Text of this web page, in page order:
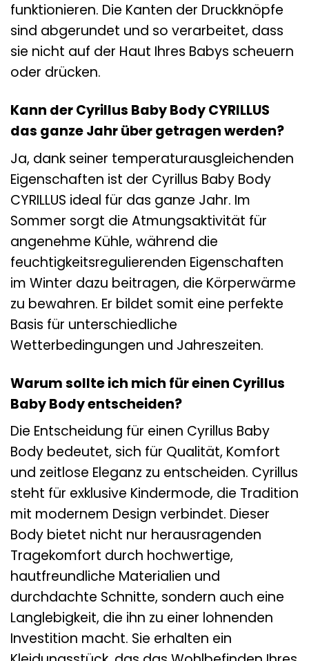
funktionieren. Die Kanten der Druckknöpfe
sind abgerundet und so verarbeitet, dass
sie nicht auf der Haut Ihres Babys scheuern
oder drücken.
Kann der Cyrillus Baby Body CYRILLUS
das ganze Jahr über getragen werden?
Ja, dank seiner temperaturausgleichenden
Eigenschaften ist der Cyrillus Baby Body
CYRILLUS ideal für das ganze Jahr. Im
Sommer sorgt die Atmungsaktivität für
angenehme Kühle, während die
feuchtigkeitsregulierenden Eigenschaften
im Winter dazu beitragen, die Körperwärme
zu bewahren. Er bildet somit eine perfekte
Basis für unterschiedliche
Wetterbedingungen und Jahreszeiten.
Warum sollte ich mich für einen Cyrillus
Baby Body entscheiden?
Die Entscheidung für einen Cyrillus Baby
Body bedeutet, sich für Qualität, Komfort
und zeitlose Eleganz zu entscheiden. Cyrillus
steht für exklusive Kindermode, die Tradition
mit modernem Design verbindet. Dieser
Body bietet nicht nur herausragenden
Tragekomfort durch hochwertige,
hautfreundliche Materialien und
durchdachte Schnitte, sondern auch eine
Langlebigkeit, die ihn zu einer lohnenden
Investition macht. Sie erhalten ein